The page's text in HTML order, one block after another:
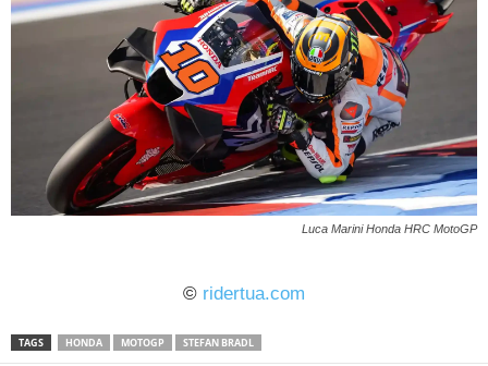
Luca Marini Honda HRC MotoGP
© ridertua.com
TAGS HONDA MOTOGP STEFAN BRADL